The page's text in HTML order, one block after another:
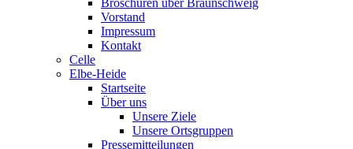
Broschüren über Braunschweig
Vorstand
Impressum
Kontakt
Celle
Elbe-Heide
Startseite
Über uns
Unsere Ziele
Unsere Ortsgruppen
Pressemitteilungen